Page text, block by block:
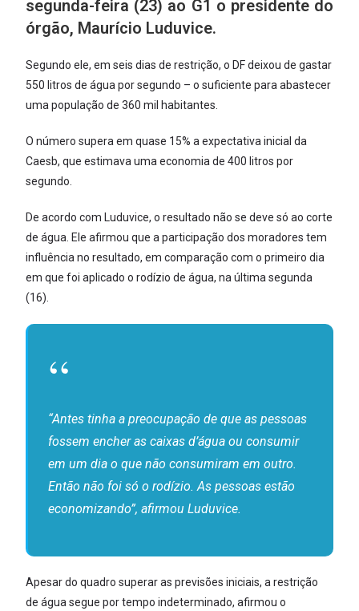
segunda-feira (23) ao G1 o presidente do
órgão, Maurício Luduvice.
Segundo ele, em seis dias de restrição, o DF deixou de gastar
550 litros de água por segundo – o suficiente para abastecer
uma população de 360 mil habitantes.
O número supera em quase 15% a expectativa inicial da
Caesb, que estimava uma economia de 400 litros por
segundo.
De acordo com Luduvice, o resultado não se deve só ao corte
de água. Ele afirmou que a participação dos moradores tem
influência no resultado, em comparação com o primeiro dia
em que foi aplicado o rodízio de água, na última segunda
(16).
“Antes tinha a preocupação de que as pessoas
fossem encher as caixas d’água ou consumir
em um dia o que não consumiram em outro.
Então não foi só o rodízio. As pessoas estão
economizando”, afirmou Luduvice.
Apesar do quadro superar as previsões iniciais, a restrição
de água segue por tempo indeterminado, afirmou o